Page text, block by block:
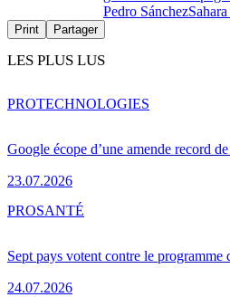
Pedro Sánchez
Print Partager
LES PLUS LUS
Google écope d’une amende record
23.07.2026
PROTECHNOLOGIES
Sept pays votent contre le programme
24.07.2026
PROSANTÉ